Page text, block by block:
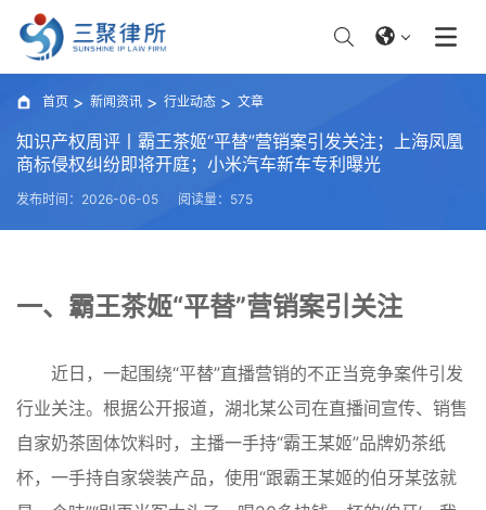
首页 新闻资讯 行业动态 文章
知识产权周评丨霸王茶姬“平替”营销案引发关注；上海凤凰
商标侵权纠纷即将开庭；小米汽车新车专利曝光
发布时间：2026-06-05 阅读量：575
一、霸王茶姬“平替”营销案引关注
近日，一起围绕“平替”直播营销的不正当竞争案件引发
行业关注。根据公开报道，湖北某公司在直播间宣传、销售
自家奶茶固体饮料时，主播一手持“霸王某姬”品牌奶茶纸
杯，一手持自家袋装产品，使用“跟霸王某姬的伯牙某弦就